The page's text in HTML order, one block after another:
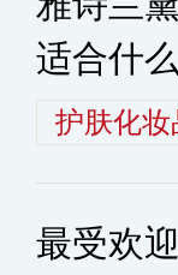
适合什
护肤化妆
最受欢